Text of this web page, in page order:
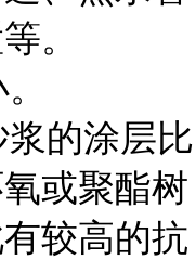
。
的涂层比
或聚酯树
较高的抗